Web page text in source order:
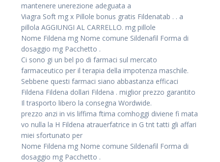
mantenere unerezione adeguata a
Viagra Soft mg x Pillole bonus gratis Fildenatab . . a
pillola AGGIUNGI AL CARRELLO. mg pillole
Nome Fildena mg Nome comune Sildenafil Forma di
dosaggio mg Pacchetto .
Ci sono gi un bel po di farmaci sul mercato
farmaceutico per il terapia della impotenza maschile.
Sebbene questi farmaci siano abbastanza efficaci
Fildena Fildena dollari Fildena . miglior prezzo garantito
Il trasporto libero la consegna Wordwide.
prezzo anzi in vis liffima ftima comhoggi diviene fi mata
vo nulla la H Fildena atrauerfatrice in G tnt tatti gli affari
miei sfortunato per
Nome Fildena mg Nome comune Sildenafil Forma di
dosaggio mg Pacchetto .